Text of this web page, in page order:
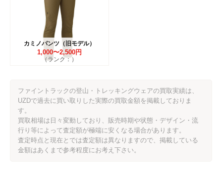
カミノパンツ（旧モデル）
1,000〜2,500円
（ランク：）
ファイントラックの登山・トレッキングウェアの買取実績は、
UZDで過去に買い取りした実際の買取金額を掲載しておりま
す。
買取相場は日々変動しており、販売時期や状態・デザイン・流
行り等によって査定額が極端に安くなる場合があります。
査定時点と現在とでは査定額は異なりますので、掲載している
金額はあくまで参考程度にお考え下さい。